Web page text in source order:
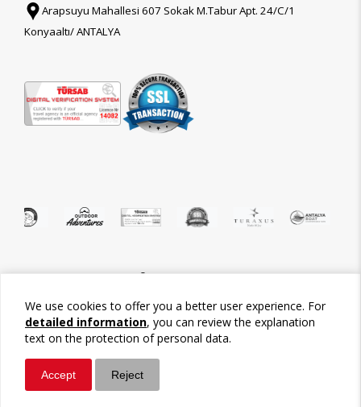
Whatsapp
We use cookies to offer you a better user experience. For
detailed information, you can review the explanation
text on the protection of personal data.
Accept Reject
Arapsuyu Mahallesi 607 Sokak M.Tabur Apt. 24/C/1
Konyaaltı/ ANTALYA
©2026 Tour-Trips